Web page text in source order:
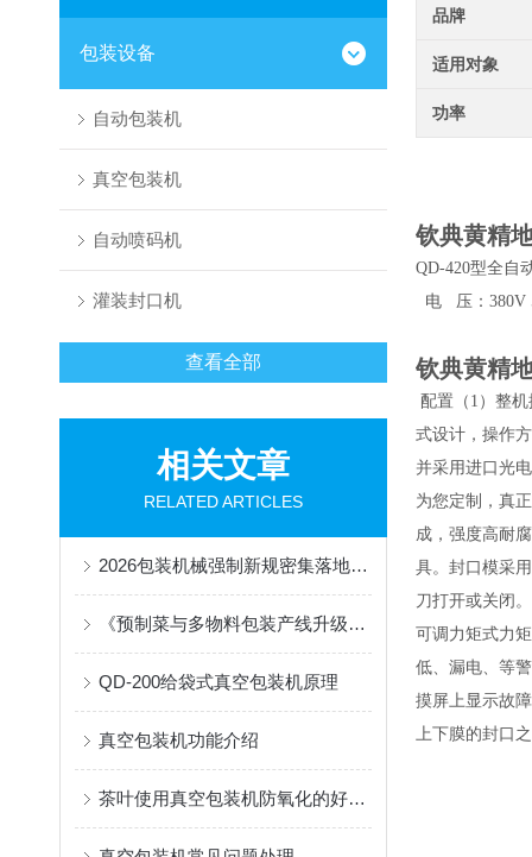
包装设备
自动包装机
真空包装机
自动喷码机
灌装封口机
查看全部
相关文章
RELATED ARTICLES
2026包装机械强制新规密集落地：给袋式与真空包装设备的合规适配技术路径
《预制菜与多物料包装产线升级痛点解析》
QD-200给袋式真空包装机原理
真空包装机功能介绍
茶叶使用真空包装机防氧化的好处多
品牌
适用对象
功率
钦典黄精
QD-420型全自
电 压：
钦典黄精
配置（ 1 ）整
式设计，操作
并采用进口光
为您定制，真
成，强度高耐
具。封口模采
刀打开或关闭
可调力矩式力
低、漏电、等
摸屏上显示故
上下膜的封口